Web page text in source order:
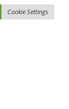
Cookie Settings